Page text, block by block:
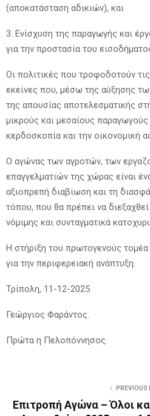
(αποκατάσταση αδικιών), και
3. Ενίσχυση της παραγωγής και
για την προστασία του
Οι πολιτικές που τροφοδοτούν τις
εκείνες που, μέσω της αύξησης
της απουσίας αποτελεσματικής
μικρούς και μεσαίους
κερδοσκοπία και την οικονομική
Ο αγώνας των αγροτών, των
επαγγελματιών της χώρας είναι
αξιοπρεπή διαβίωση και τη
τόπου, που θα πρέπει να
νόμιμης και συνταγματικά
Η στήριξη του πρωτογενούς τομέα
για την περιφερειακή ανάπτυξη.
Τρίπολη, 11-12-2025
Γεώργιος Φαράντος.
Πρώτα η Πελοπόννησος.
PREVIOUS
Επιτροπή Αγώνα – Όλοι